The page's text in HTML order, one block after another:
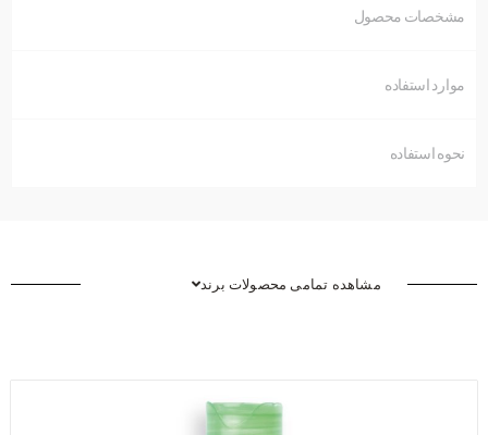
مشخصات محصول
موارد استفاده
نحوه استفاده
مشاهده تمامی محصولات برند